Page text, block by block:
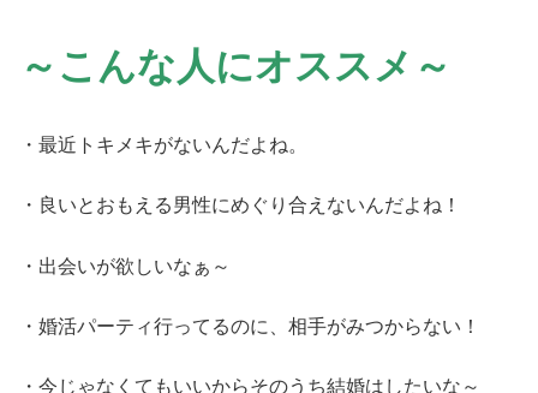
～こんな人にオススメ～
・最近トキメキがないんだよね。
・良いとおもえる男性にめぐり合えないんだよね！
・出会いが欲しいなぁ～
・婚活パーティ行ってるのに、相手がみつからない！
・今じゃなくてもいいからそのうち結婚はしたいな～